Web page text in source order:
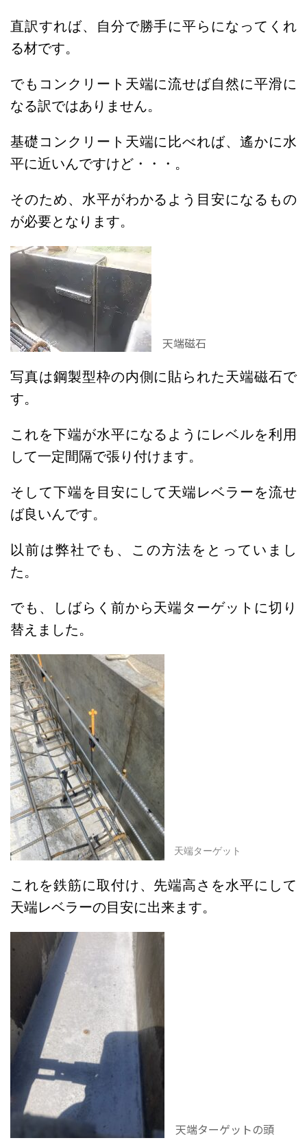
直訳すれば、自分で勝手に平らになってくれ
る材です。
でもコンクリート天端に流せば自然に平滑に
なる訳ではありません。
基礎コンクリート天端に比べれば、遙かに水
平に近いんですけど・・・。
そのため、水平がわかるよう目安になるもの
が必要となります。
天端磁石
写真は鋼製型枠の内側に貼られた天端磁石で
す。
これを下端が水平になるようにレベルを利用
して一定間隔で張り付けます。
そして下端を目安にして天端レベラーを流せ
ば良いんです。
以前は弊社でも、この方法をとっていまし
た。
でも、しばらく前から天端ターゲットに切り
替えました。
天端ターゲット
これを鉄筋に取付け、先端高さを水平にして
天端レベラーの目安に出来ます。
天端ターゲットの頭